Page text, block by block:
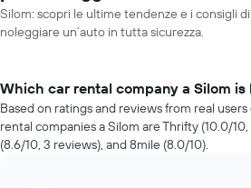
Silom: scopri le ultime tendenze e i consigli
noleggiare un’auto in tutta sicurezza.
Which car rental company a Silom is
Based on ratings and reviews from real users
rental companies a Silom are Thrifty (10.0/
(8.6/10, 3 reviews), and 8mile (8.0/10).